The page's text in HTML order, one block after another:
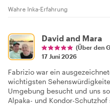
Wahre Inka-Erfahrung
David and Mara
(Über den
17 Juni 2026
Fabrizio war ein
wichtigsten
Umgebung besucht und uns
Alpaka- und Kondor-